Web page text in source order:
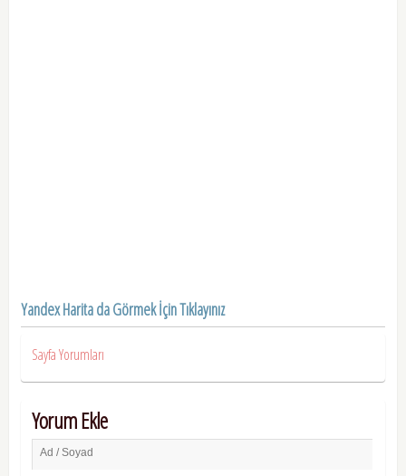
Yandex Harita da Görmek İçin Tıklayınız
Sayfa Yorumları
Yorum Ekle
Ad / Soyad